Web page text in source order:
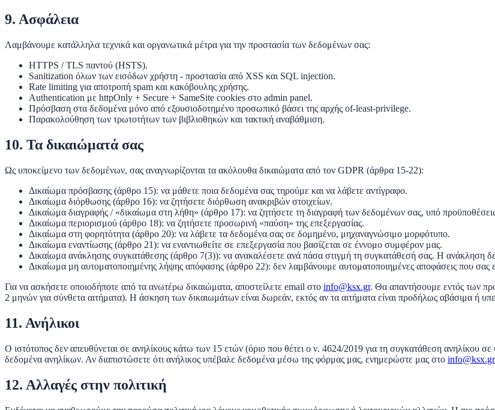
9. Ασφάλεια
Λαμβάνουμε κατάλληλα τεχνικά και οργανωτικά μέτρα για την προστασία των δεδομένων σας:
HTTPS / TLS παντού (HSTS).
Sanitization όλων των εισόδων χρήστη - προστασία από XSS και SQL injection.
Rate limiting για αποτροπή spam και κακόβουλης χρήσης.
Authentication με httpOnly + Secure + SameSite cookies στο admin panel.
Πρόσβαση στα δεδομένα μόνο από εξουσιοδοτημένο προσωπικό βάσει της αρχής of-least-privilege.
Παρακολούθηση των τρωτοτήτων των βιβλιοθηκών και τακτική αναβάθμιση.
10. Τα δικαιώματά σας
Ως υποκείμενο των δεδομένων, σας αναγνωρίζονται τα ακόλουθα δικαιώματα από τον GDPR (άρθρα 15-22):
Δικαίωμα πρόσβασης (άρθρο 15): να μάθετε ποια δεδομένα σας τηρούμε και να λάβετε αντίγραφο.
Δικαίωμα διόρθωσης (άρθρο 16): να ζητήσετε διόρθωση ανακριβών στοιχείων.
Δικαίωμα διαγραφής / «δικαίωμα στη λήθη» (άρθρο 17): να ζητήσετε τη διαγραφή των δεδομένων σας, υπό
Δικαίωμα περιορισμού (άρθρο 18): να ζητήσετε προσωρινή «παύση» της επεξεργασίας.
Δικαίωμα στη φορητότητα (άρθρο 20): να λάβετε τα δεδομένα σας σε δομημένο, μηχαναγνώσιμο μορφότυπο.
Δικαίωμα εναντίωσης (άρθρο 21): να εναντιωθείτε σε επεξεργασία που βασίζεται σε έννομο συμφέρον μας.
Δικαίωμα ανάκλησης συγκατάθεσης (άρθρο 7(3)): να ανακαλέσετε ανά πάσα στιγμή τη συγκατάθεσή σας. Η ανάκληση
Δικαίωμα μη αυτοματοποιημένης λήψης απόφασης (άρθρο 22): δεν λαμβάνουμε αυτοματοποιημένες αποφάσεις που σας
Για να ασκήσετε οποιοδήποτε από τα ανωτέρω δικαιώματα, αποστείλετε email στο info@ksx.gr. Θα απαντήσουμε εντός των
2 μηνών για σύνθετα αιτήματα). Η άσκηση των δικαιωμάτων είναι δωρεάν, εκτός αν τα αιτήματα είναι προδήλως αβάσιμα ή
11. Ανήλικοι
Ο ιστότοπος δεν απευθύνεται σε ανηλίκους κάτω των 15 ετών (όριο που θέτει ο ν. 4624/2019 για τη συγκατάθεση ανηλίκου
δεδομένα ανηλίκων. Αν διαπιστώσετε ότι ανήλικος υπέβαλε δεδομένα μέσω της φόρμας μας, ενημερώστε μας στο info@ksx.gr
12. Αλλαγές στην πολιτική